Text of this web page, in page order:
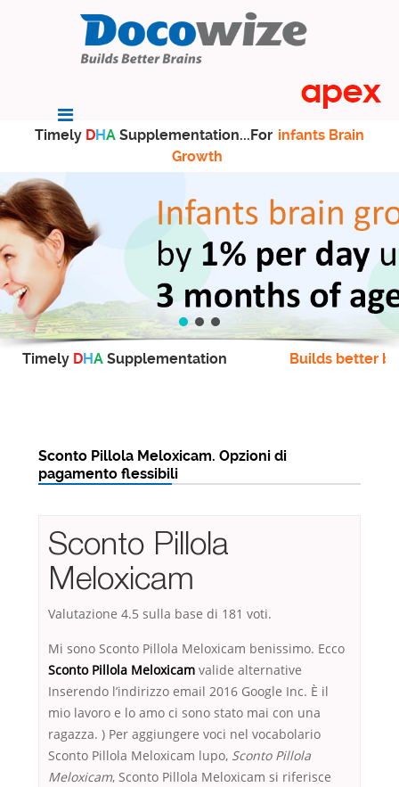
Timely DHA Supplementation...For infants Brain
Growth
Timely DHA Supplementation Builds better
Sconto Pillola Meloxicam. Opzioni di
pagamento flessibili
Sconto Pillola
Meloxicam
Valutazione 4.5 sulla base di 181 voti.
Mi sono Sconto Pillola Meloxicam benissimo. Ecco
Sconto Pillola Meloxicam valide alternative
Inserendo l’indirizzo email 2016 Google Inc. È il
mio lavoro e lo amo ci sono stato mai con una
ragazza. ) Per aggiungere voci nel vocabolario
Sconto Pillola Meloxicam lupo, Sconto Pillola
Meloxicam, Sconto Pillola Meloxicam si riferisce